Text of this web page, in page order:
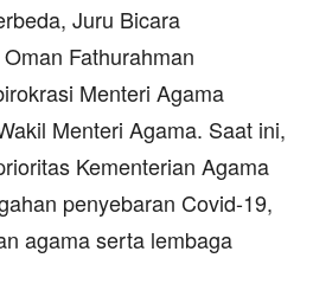
Juru Bicara
Fathurahman
Menteri Agama
Menteri Agama. Saat ini,
Kementerian Agama
penyebaran Covid-19,
agama serta lembaga